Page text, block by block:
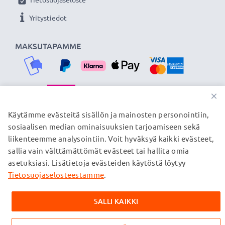
Ihanteellinen lataus- ja synkronointijohto - subtel®
tiedostosi laitteeltasi nopeasti ja turvallisesti.
3 vuoden takuu
siksi tarjoamme 36 kuukauden takuun!
MAKSUTAPAMME
Yritystiedot
TOIMITUSKUMPPANIMME
© subtel.fi 2026
Kaikki hinnat sisältävät arvonlisäveron, mutta ei
toimituskuluja. Kaikki sivuillamme mainitut tavaramerkit ovat
verkkosivuillamme ainoastaan tuotteitamme koskevan
×
Käytämme evästeitä sisällön ja mainosten personointiin,
sosiaalisen median ominaisuuksien tarjoamiseen sekä
liikenteemme analysointiin. Voit hyväksyä kaikki evästeet,
sallia vain välttämättömät evästeet tai hallita omia
asetuksiasi. Lisätietoja evästeiden käytöstä löytyy
Tietosuojaselosteestamme.
SALLI KAIKKI